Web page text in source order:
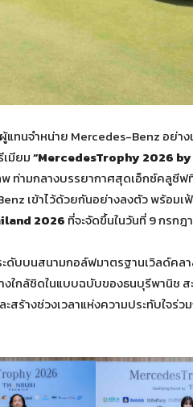
ทนจำหน่าย Mercedes-Benz อย่าง
มียม“MercedesTrophy 2026
ท่ามกลางบรรยากาศสุดเอ็กซ์คลูซี
เข้าไว้ด้วยกันอย่างลงตัว พร้อม
2026 ที่จะจัดขึ้นในวันที่ 9 กรกฎ
ดับบนสนามกอล์ฟมาตรฐานเวิลด์คล
ใกล้ชิดในแบบฉบับของธนบุรีพานิช
ร้างช่วงเวลาแห่งความประทับใจร่ว